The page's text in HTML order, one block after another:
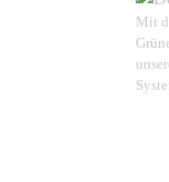
Mit